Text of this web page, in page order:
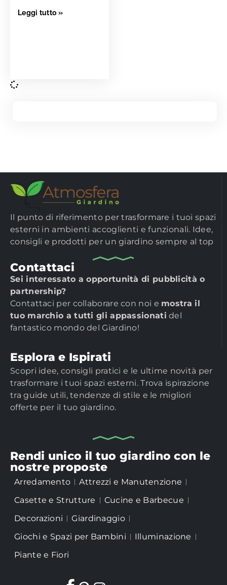
Leggi tutto »
Il punto di riferimento per trasformare i tuoi spazi
esterni in ambienti accoglienti e funzionali. Idee,
consigli e prodotti per un giardino sempre al top
Contattaci
Sei interessato a opportunità di pubblicità o
partnership?
Contattaci per collaborare con noi e mostra il
tuo marchio a tutti gli appassionati del
fantastico mondo del Giardino!
Esplora e Ispirati
Scopri idee, consigli pratici e le ultime novità per
trasformare i tuoi spazi esterni. Trova ispirazione
tra guide utili, tendenze di stile e le migliori
offerte per il tuo giardino.
Rendi unico il tuo giardino con le
nostre proposte
Arredamento
Attrezzi e Manutenzione
Casette e Strutture
Cucine e Barbecue
Decorazioni
Giardinaggio
Giochi e Spazi per Bambini
Illuminazione
Piante e Fiori